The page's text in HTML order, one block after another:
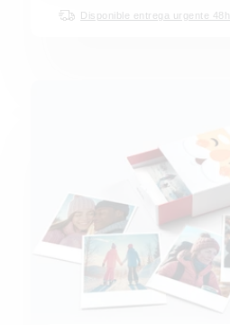
Disponible entrega urgente 48h